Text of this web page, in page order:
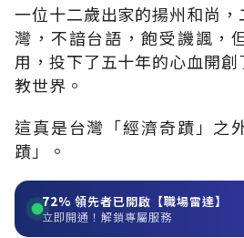
一位十二歲出家的揚州和尚
灣，不諳台語，飽受譏諷，
用，投下了五十年的心血開
教世界。
這真是台灣「經濟奇蹟」之
蹟」。
72% 領先者已開啟【職場雷達】
立即開通！解鎖專屬服務